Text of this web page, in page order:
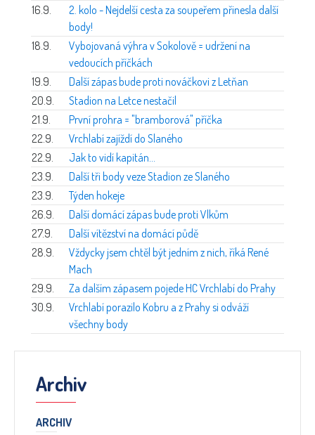
16.9.
2. kolo - Nejdelší cesta za soupeřem přinesla další
body!
18.9.
Vybojovaná výhra v Sokolově = udržení na
vedoucích příčkách
19.9.
Další zápas bude proti nováčkovi z Letňan
20.9.
Stadion na Letce nestačil
21.9.
První prohra = "bramborová" příčka
22.9.
Vrchlabí zajíždí do Slaného
22.9.
Jak to vidí kapitán…
23.9.
Další tři body veze Stadion ze Slaného
23.9.
Týden hokeje
26.9.
Další domácí zápas bude proti Vlkům
27.9.
Další vítězství na domácí půdě
28.9.
Vždycky jsem chtěl být jedním z nich, říká René
Mach
29.9.
Za dalším zápasem pojede HC Vrchlabí do Prahy
30.9.
Vrchlabí porazilo Kobru a z Prahy si odváží
všechny body
Archiv
ARCHIV